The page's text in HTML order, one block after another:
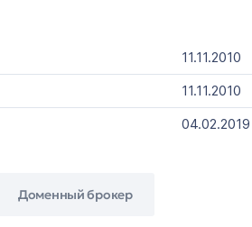
11.11.2010
11.11.2010
04.02.2019
Доменный брокер